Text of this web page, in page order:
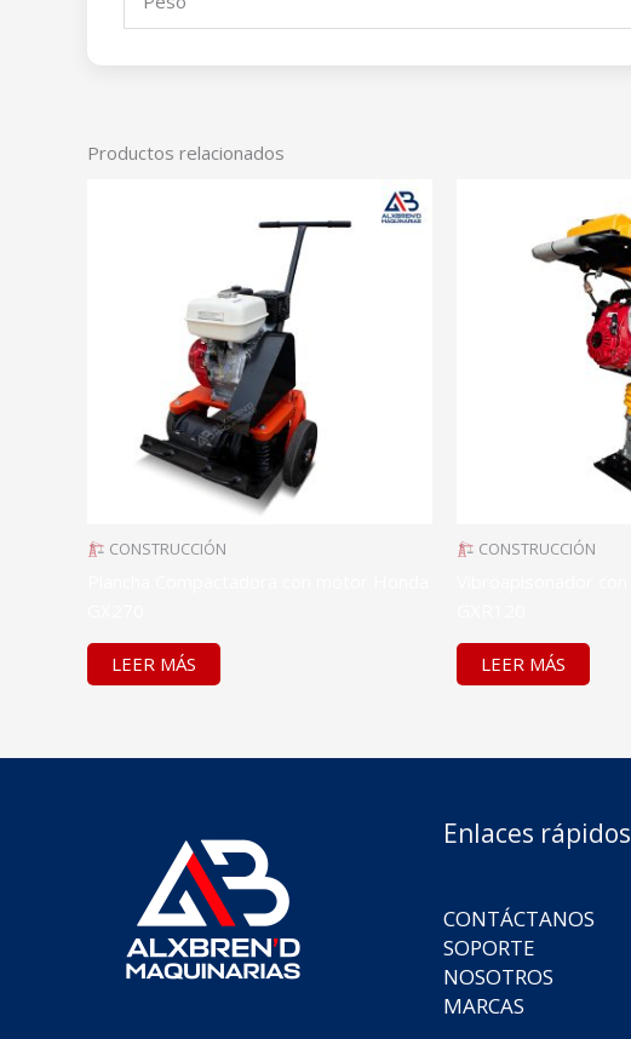
Productos relacionados
CONSTRUCCIÓN
LEER MÁS
CONSTRUCCIÓN
LEER MÁS
Enlaces rápidos
CONTÁCTANOS
SOPORTE
NOSOTROS
MARCAS